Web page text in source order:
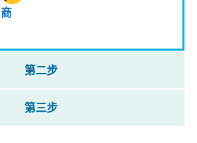
商
第二步
第三步